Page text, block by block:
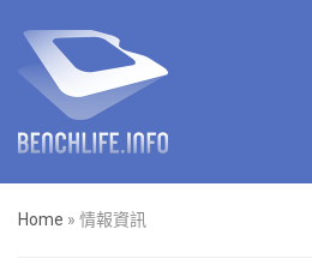
Home » 情報資訊